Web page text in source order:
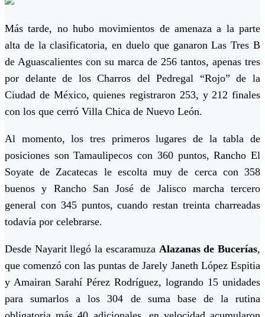
Más tarde, no hubo movimientos de amenaza a la parte
alta de la clasificatoria, en duelo que ganaron Las Tres B
de Aguascalientes con su marca de 256 tantos, apenas tres
por delante de los Charros del Pedregal “Rojo” de la
Ciudad de México, quienes registraron 253, y 212 finales
con los que cerró Villa Chica de Nuevo León.
Al momento, los tres primeros lugares de la tabla de
posiciones son Tamaulipecos con 360 puntos, Rancho El
Soyate de Zacatecas le escolta muy de cerca con 358
buenos y Rancho San José de Jalisco marcha tercero
general con 345 puntos, cuando restan treinta charreadas
todavía por celebrarse.
Desde Nayarit llegó la escaramuza Alazanas de Bucerías,
que comenzó con las puntas de Jarely Janeth López Espitia
y Amairan Sarahí Pérez Rodríguez, logrando 15 unidades
para sumarlos a los 304 de suma base de la rutina